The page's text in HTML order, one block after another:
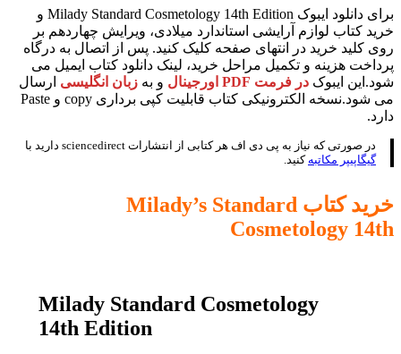
برای دانلود ایبوک Milady Standard Cosmetology 14th Edition و
خرید کتاب لوازم آرایشی استاندارد میلادی، ویرایش چهاردهم بر
روی کلید خرید در انتهای صفحه کلیک کنید. پس از اتصال به درگاه
پرداخت هزینه و تکمیل مراحل خرید، لینک دانلود کتاب ایمیل می
شود.این ایبوک در فرمت PDF اورجینال و به زبان انگلیسی ارسال
می شود.نسخه الکترونیکی کتاب قابلیت کپی برداری copy و Paste
دارد.
در صورتی که نیاز به پی دی اف هر کتابی از انتشارات ‎ sciencedirectدارید با
گیگاپیپر مکاتبه کنید.
خرید کتاب Milady’s Standard
Cosmetology 14th
Milady Standard Cosmetology
14th Edition